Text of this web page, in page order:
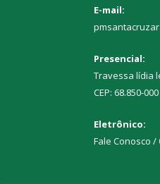
E-mail:
Presencial:
Travessa lídia
CEP: 68.850-000
Eletrônico:
Fale Conosco /